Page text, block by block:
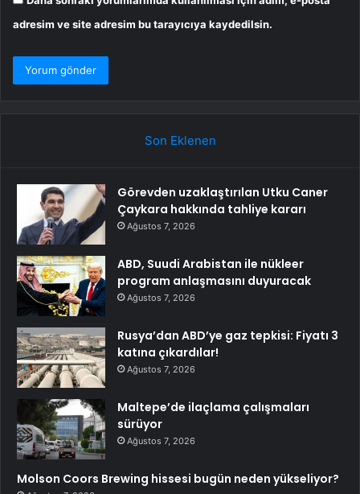
adresim ve site adresim bu tarayıcıya kaydedilsin.
Son Eklenen
Görevden uzaklaştırılan Utku Caner
Çaykara hakkında tahliye kararı
Ağustos 7, 2026
ABD, Suudi Arabistan ile nükleer
program anlaşmasını duyuracak
Ağustos 7, 2026
Rusya’dan ABD’ye gaz tepkisi: Fiyatı 3
katına çıkardılar!
Ağustos 7, 2026
Maltepe’de ilaçlama çalışmaları
sürüyor
Ağustos 7, 2026
Molson Coors Brewing hissesi bugün neden yükseliyor?